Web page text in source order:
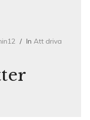
In Att driva